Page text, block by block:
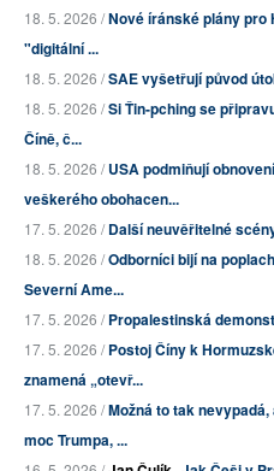
18. 5. 2026 /Nové íránské plány
"digitální ...
18. 5. 2026 /SAE vyšetřují původ
18. 5. 2026 /Si Ťin-pching se
Číně, č...
18. 5. 2026 /USA podmiňují
veškerého obohacen...
17. 5. 2026 /Další neuvěřitelné
18. 5. 2026 /Odborníci bijí na
Severní Ame...
17. 5. 2026 /Propalestinská
17. 5. 2026 /Postoj Číny k
znamená „otevř...
17. 5. 2026 /Možná to tak
moc Trumpa, ...